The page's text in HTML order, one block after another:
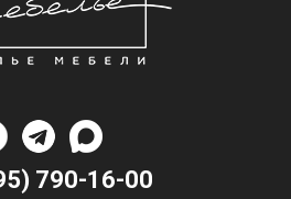
790-16-00